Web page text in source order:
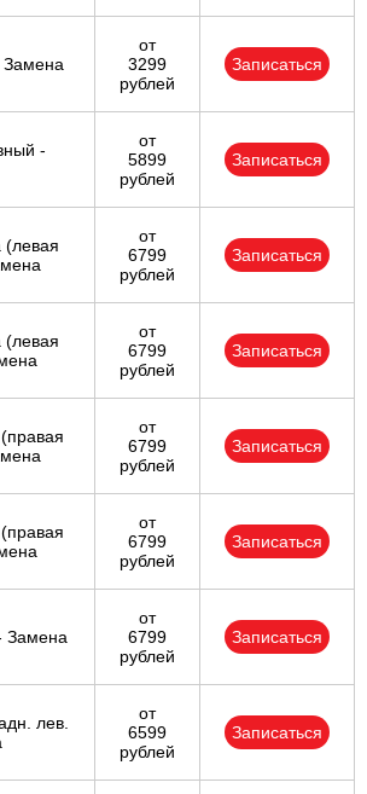
Замена
от
3299
рублей
Записаться
-
от
5899
рублей
Записаться
от
6799
рублей
Записаться
от
6799
рублей
Записаться
от
6799
рублей
Записаться
от
6799
рублей
Записаться
Замена
от
6799
рублей
Записаться
лев.
от
6599
рублей
Записаться